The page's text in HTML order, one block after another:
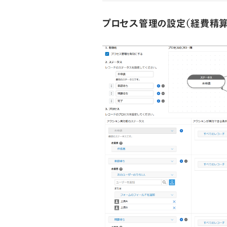
プロセス管理の設定（経費精